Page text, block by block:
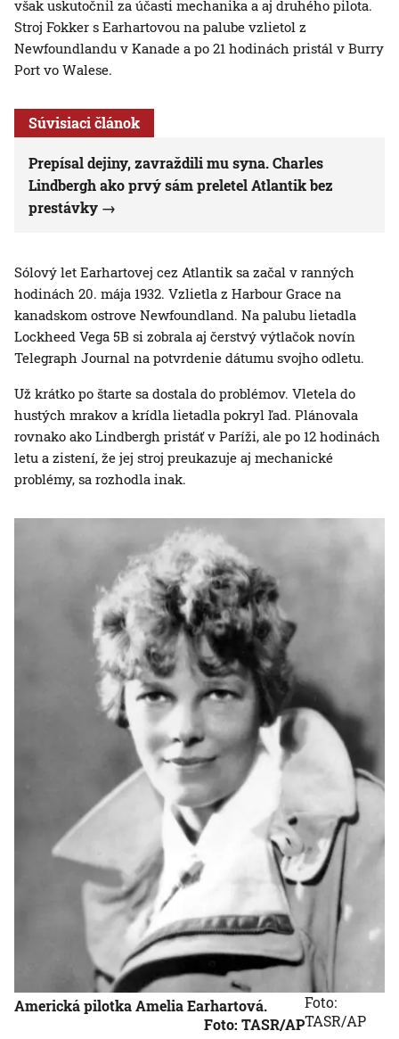
však uskutočnil za účasti mechanika a aj druhého pilota.
Stroj Fokker s Earhartovou na palube vzlietol z
Newfoundlandu v Kanade a po 21 hodinách pristál v Burry
Port vo Walese.
Súvisiaci článok
Prepísal dejiny, zavraždili mu syna. Charles
Lindbergh ako prvý sám preletel Atlantik bez
prestávky
Sólový let Earhartovej cez Atlantik sa začal v ranných
hodinách 20. mája 1932. Vzlietla z Harbour Grace na
kanadskom ostrove Newfoundland. Na palubu lietadla
Lockheed Vega 5B si zobrala aj čerstvý výtlačok novín
Telegraph Journal na potvrdenie dátumu svojho odletu.
Už krátko po štarte sa dostala do problémov. Vletela do
hustých mrakov a krídla lietadla pokryl ľad. Plánovala
rovnako ako Lindbergh pristáť v Paríži, ale po 12 hodinách
letu a zistení, že jej stroj preukazuje aj mechanické
problémy, sa rozhodla inak.
Americká pilotka Amelia Earhartová.
Foto: TASR/AP
Foto:
TASR/AP